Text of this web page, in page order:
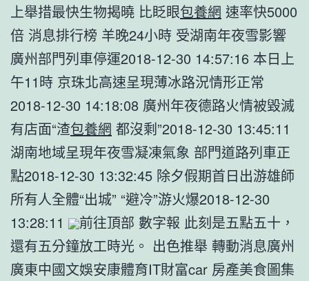
上舉措最快生物揭曉 比眨眼包養網 速率快5000
倍 消息排行榜 羊晚24小時 受湖南年夜雪影響
廣州部門列車停運2018-12-30 14:57:16 本日上
午11時 京珠北高速呈現薄冰路況情形正常
2018-12-30 14:18:08 廣州年夜德路火情被毀滅
有店面“渣包養網 都沒剩”2018-12-30 13:45:11
湖南地域呈現年夜雪凝凍氣象 部門道路列車正
點2018-12-30 13:32:45 除夕假期首日出游雄師
所有人全體“出城” “避冷”游火爆2018-12-30
13:28:11
前往頂部 數字報 此刻是五點五十，
還有五分鐘放工時光。 出色推舉 轉動消息廣州
廣東中國文娛安康體育IT財富car 房產美食圖集